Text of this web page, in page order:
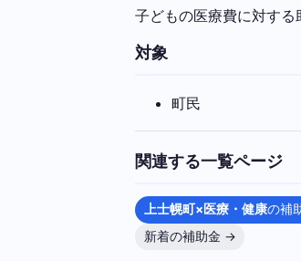
子どもの医療費に対する
対象
町民
関連する一覧ページ
上士幌町×医療・健康の補
新着の補助金 →